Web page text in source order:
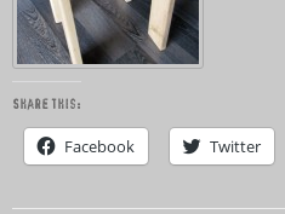
Share this:
Facebook Twitter